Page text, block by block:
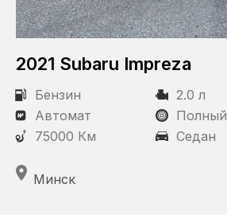
Состояние
С пробегом
Статус
Под заказ
2021 Subaru Impreza
Бензин
2.0 л
Автомат
Полный
75000 Км
Седан
Минск